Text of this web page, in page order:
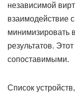
независимой
взаимодействие
минимизировать
результатов.
сопоставимыми.
Список